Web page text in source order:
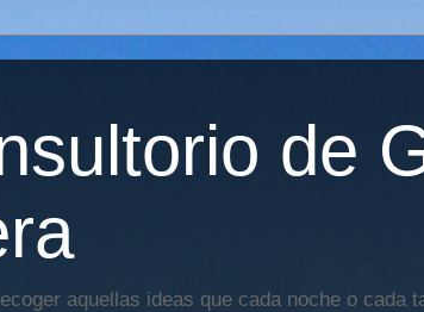
de
aquellas ideas que cada noche o cada